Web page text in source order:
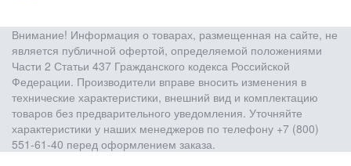
Внимание! Информация о товарах, размещенная на сайте, не
является публичной офертой, определяемой положениями
Части 2 Статьи 437 Гражданского кодекса Российской
Федерации. Производители вправе вносить изменения в
технические характеристики, внешний вид и комплектацию
товаров без предварительного уведомления. Уточняйте
характеристики у наших менеджеров по телефону +7 (800)
551-61-40 перед оформлением заказа.